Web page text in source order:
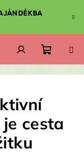
Bejelentkezés
Kosár
cesta